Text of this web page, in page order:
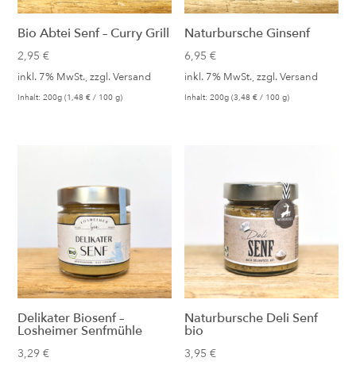
Bio Abtei Senf – Curry Grill
2,95€
inkl. 7% MwSt., zzgl.Versand
Inhalt: 200g (1,48€ / 100 g)
Naturbursche Ginsenf
6,95€
inkl. 7% MwSt., zzgl.Versand
Inhalt: 200g (3,48€ / 100 g)
Delikater Biosenf –
Losheimer Senfmühle
3,29€
Naturbursche Deli Senf
bio
3,95€